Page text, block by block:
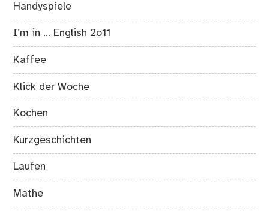
Handyspiele
I’m in … English 2o11
Kaffee
Klick der Woche
Kochen
Kurzgeschichten
Laufen
Mathe